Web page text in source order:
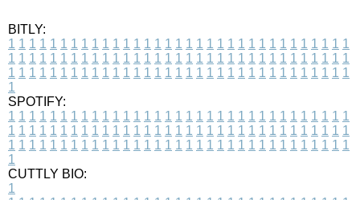
BITLY:
1 1 1 1 1 1 1 1 1 1 1 1 1 1 1 1 1 1 1 1 1 1 1 1 1 1 1 1 1 1 1 1 1
1 1 1 1 1 1 1 1 1 1 1 1 1 1 1 1 1 1 1 1 1 1 1 1 1 1 1 1 1 1 1 1 1
1 1 1 1 1 1 1 1 1 1 1 1 1 1 1 1 1 1 1 1 1 1 1 1 1 1 1 1 1 1 1 1 1
1
SPOTIFY:
1 1 1 1 1 1 1 1 1 1 1 1 1 1 1 1 1 1 1 1 1 1 1 1 1 1 1 1 1 1 1 1 1
1 1 1 1 1 1 1 1 1 1 1 1 1 1 1 1 1 1 1 1 1 1 1 1 1 1 1 1 1 1 1 1 1
1 1 1 1 1 1 1 1 1 1 1 1 1 1 1 1 1 1 1 1 1 1 1 1 1 1 1 1 1 1 1 1 1
1
CUTTLY BIO:
1